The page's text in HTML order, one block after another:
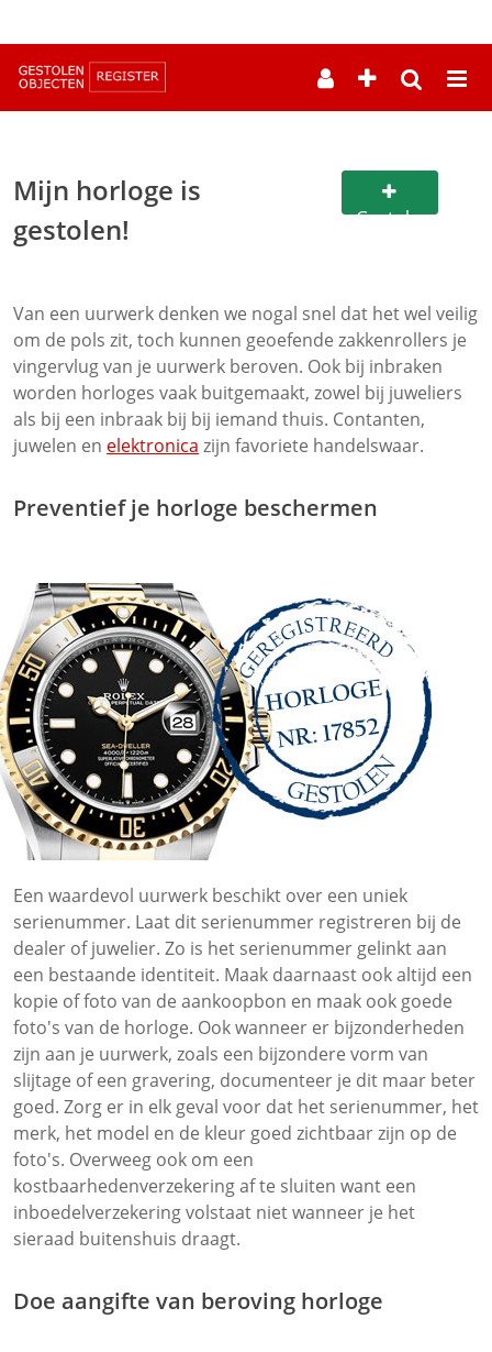
Mijn horloge is
gestolen!
Gestolen
Van een uurwerk denken we nogal snel dat het wel veilig
om de pols zit, toch kunnen geoefende zakkenrollers je
vingervlug van je uurwerk beroven. Ook bij inbraken
worden horloges vaak buitgemaakt, zowel bij juweliers
als bij een inbraak bij bij iemand thuis. Contanten,
juwelen en elektronica zijn favoriete handelswaar.
Preventief je horloge beschermen
Een waardevol uurwerk beschikt over een uniek
serienummer. Laat dit serienummer registreren bij de
dealer of juwelier. Zo is het serienummer gelinkt aan
een bestaande identiteit. Maak daarnaast ook altijd een
kopie of foto van de aankoopbon en maak ook goede
foto's van de horloge. Ook wanneer er bijzonderheden
zijn aan je uurwerk, zoals een bijzondere vorm van
slijtage of een gravering, documenteer je dit maar beter
goed. Zorg er in elk geval voor dat het serienummer, het
merk, het model en de kleur goed zichtbaar zijn op de
foto's. Overweeg ook om een
kostbaarhedenverzekering af te sluiten want een
inboedelverzekering volstaat niet wanneer je het
sieraad buitenshuis draagt.
Doe aangifte van beroving horloge